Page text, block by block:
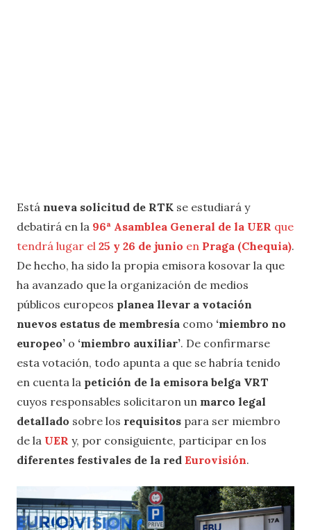
Está nueva solicitud de RTK se estudiará y
debatirá en la 96ª Asamblea General de la UER que
tendrá lugar el 25 y 26 de junio en Praga (Chequia).
De hecho, ha sido la propia emisora kosovar la que
ha avanzado que la organización de medios
públicos europeos planea llevar a votación
nuevos estatus de membresía como ‘miembro no
europeo’ o ‘miembro auxiliar’. De confirmarse
esta votación, todo apunta a que se habría tenido
en cuenta la petición de la emisora belga VRT
cuyos responsables solicitaron un marco legal
detallado sobre los requisitos para ser miembro
de la UER y, por consiguiente, participar en los
diferentes festivales de la red Eurovisión.